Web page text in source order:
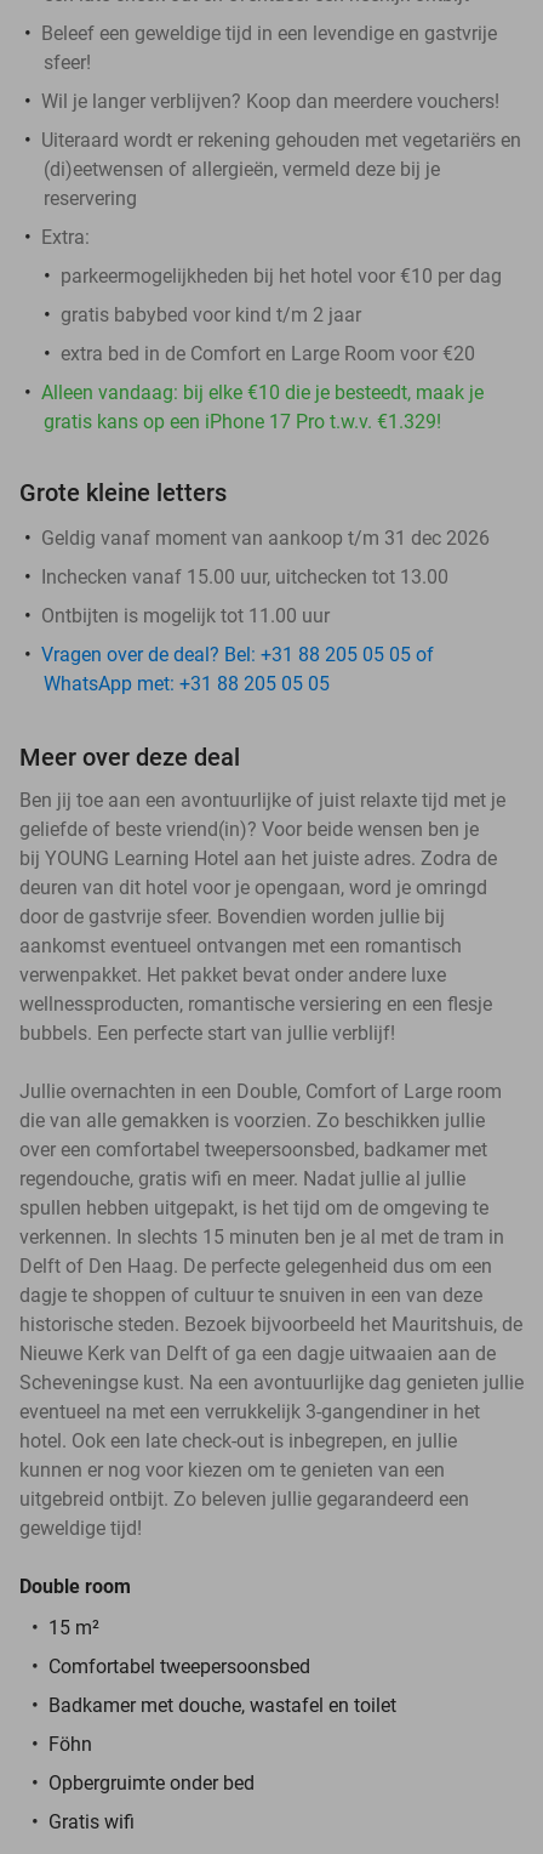
Beleef een geweldige tijd in een levendige en gastvrije
sfeer!
Wil je langer verblijven? Koop dan meerdere vouchers!
Uiteraard wordt er rekening gehouden met vegetariërs en
(di)eetwensen of allergieën, vermeld deze bij je
reservering
Extra:
parkeermogelijkheden bij het hotel voor €10 per dag
gratis babybed voor kind t/m 2 jaar
extra bed in de Comfort en Large Room voor €20
Alleen vandaag: bij elke €10 die je besteedt, maak je
gratis kans op een iPhone 17 Pro t.w.v. €1.329!
Grote kleine letters
Geldig vanaf moment van aankoop t/m 31 dec 2026
Inchecken vanaf 15.00 uur, uitchecken tot 13.00
Ontbijten is mogelijk tot 11.00 uur
Vragen over de deal? Bel: +31 88 205 05 05 of
WhatsApp met: +31 88 205 05 05
Meer over deze deal
Ben jij toe aan een avontuurlijke of juist relaxte tijd met je
geliefde of beste vriend(in)? Voor beide wensen ben je
bij YOUNG Learning Hotel aan het juiste adres. Zodra de
deuren van dit hotel voor je opengaan, word je omringd
door de gastvrije sfeer. Bovendien worden jullie bij
aankomst eventueel ontvangen met een romantisch
verwenpakket. Het pakket bevat onder andere luxe
wellnessproducten, romantische versiering en een flesje
bubbels. Een perfecte start van jullie verblijf!
Jullie overnachten in een Double, Comfort of Large room
die van alle gemakken is voorzien. Zo beschikken jullie
over een comfortabel tweepersoonsbed, badkamer met
regendouche, gratis wifi en meer. Nadat jullie al jullie
spullen hebben uitgepakt, is het tijd om de omgeving te
verkennen. In slechts 15 minuten ben je al met de tram in
Delft of Den Haag. De perfecte gelegenheid dus om een
dagje te shoppen of cultuur te snuiven in een van deze
historische steden. Bezoek bijvoorbeeld het Mauritshuis, de
Nieuwe Kerk van Delft of ga een dagje uitwaaien aan de
Scheveningse kust. Na een avontuurlijke dag genieten jullie
eventueel na met een verrukkelijk 3-gangendiner in het
hotel. Ook een late check-out is inbegrepen, en jullie
kunnen er nog voor kiezen om te genieten van een
uitgebreid ontbijt. Zo beleven jullie gegarandeerd een
geweldige tijd!
Double room
15 m²
Comfortabel tweepersoonsbed
Badkamer met douche, wastafel en toilet
Föhn
Opbergruimte onder bed
Gratis wifi